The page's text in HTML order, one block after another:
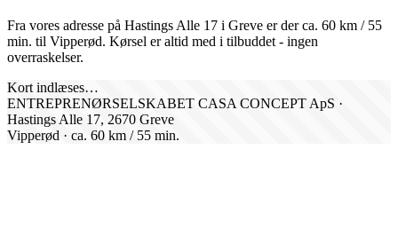
Fra vores adresse på Hastings Alle 17 i Greve er der ca. 60 km / 55
min. til Vipperød. Kørsel er altid med i tilbuddet - ingen
overraskelser.
Kort indlæses…
ENTREPRENØRSELSKABET CASA CONCEPT ApS ·
Hastings Alle 17, 2670 Greve
Vipperød · ca. 60 km / 55 min.